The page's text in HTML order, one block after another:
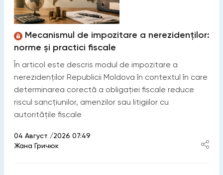
Mecanismul de impozitare a nerezidenților:
norme și practici fiscale
În articol este descris modul de impozitare a
nerezidenților Republicii Moldova în contextul în care
determinarea corectă a obligației fiscale reduce
riscul sancțiunilor, amenzilor sau litigiilor cu
autoritățile fiscale
04 Август /2026 07:49
Жана Гричюк